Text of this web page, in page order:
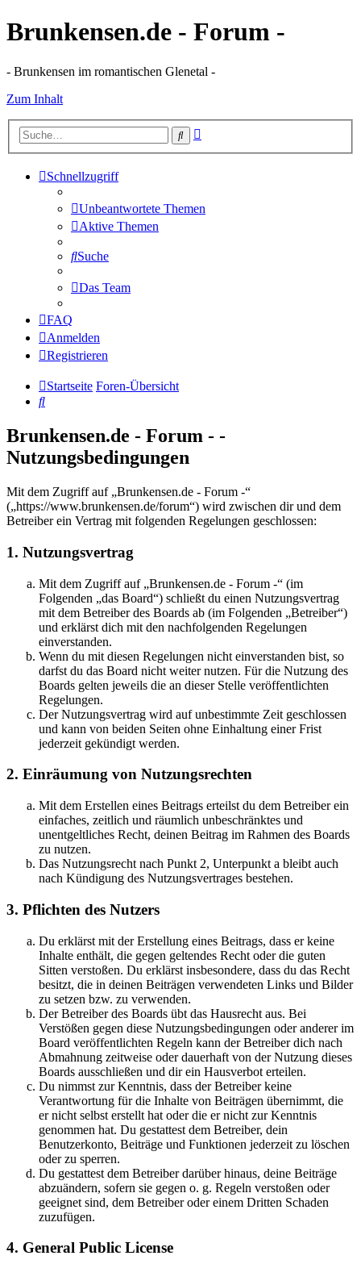
Brunkensen.de - Forum -
- Brunkensen im romantischen Glenetal -
Zum Inhalt
Suche
Schnellzugriff
Unbeantwortete Themen
Aktive Themen
Suche
Das Team
FAQ
Anmelden
Registrieren
Startseite Foren-Übersicht
Suche
Brunkensen.de - Forum - -
Nutzungsbedingungen
Mit dem Zugriff auf „Brunkensen.de - Forum -“
(„https://www.brunkensen.de/forum“) wird zwischen dir und dem
Betreiber ein Vertrag mit folgenden Regelungen geschlossen:
1. Nutzungsvertrag
Mit dem Zugriff auf „Brunkensen.de - Forum -“ (im
Folgenden „das Board“) schließt du einen Nutzungsvertrag
mit dem Betreiber des Boards ab (im Folgenden „Betreiber“)
und erklärst dich mit den nachfolgenden Regelungen
einverstanden.
Wenn du mit diesen Regelungen nicht einverstanden bist, so
darfst du das Board nicht weiter nutzen. Für die Nutzung des
Boards gelten jeweils die an dieser Stelle veröffentlichten
Regelungen.
Der Nutzungsvertrag wird auf unbestimmte Zeit geschlossen
und kann von beiden Seiten ohne Einhaltung einer Frist
jederzeit gekündigt werden.
2. Einräumung von Nutzungsrechten
Mit dem Erstellen eines Beitrags erteilst du dem Betreiber ein
einfaches, zeitlich und räumlich unbeschränktes und
unentgeltliches Recht, deinen Beitrag im Rahmen des Boards
zu nutzen.
Das Nutzungsrecht nach Punkt 2, Unterpunkt a bleibt auch
nach Kündigung des Nutzungsvertrages bestehen.
3. Pflichten des Nutzers
Du erklärst mit der Erstellung eines Beitrags, dass er keine
Inhalte enthält, die gegen geltendes Recht oder die guten
Sitten verstoßen. Du erklärst insbesondere, dass du das Recht
besitzt, die in deinen Beiträgen verwendeten Links und Bilder
zu setzen bzw. zu verwenden.
Der Betreiber des Boards übt das Hausrecht aus. Bei
Verstößen gegen diese Nutzungsbedingungen oder anderer im
Board veröffentlichten Regeln kann der Betreiber dich nach
Abmahnung zeitweise oder dauerhaft von der Nutzung dieses
Boards ausschließen und dir ein Hausverbot erteilen.
Du nimmst zur Kenntnis, dass der Betreiber keine
Verantwortung für die Inhalte von Beiträgen übernimmt, die
er nicht selbst erstellt hat oder die er nicht zur Kenntnis
genommen hat. Du gestattest dem Betreiber, dein
Benutzerkonto, Beiträge und Funktionen jederzeit zu löschen
oder zu sperren.
Du gestattest dem Betreiber darüber hinaus, deine Beiträge
abzuändern, sofern sie gegen o. g. Regeln verstoßen oder
geeignet sind, dem Betreiber oder einem Dritten Schaden
zuzufügen.
4. General Public License